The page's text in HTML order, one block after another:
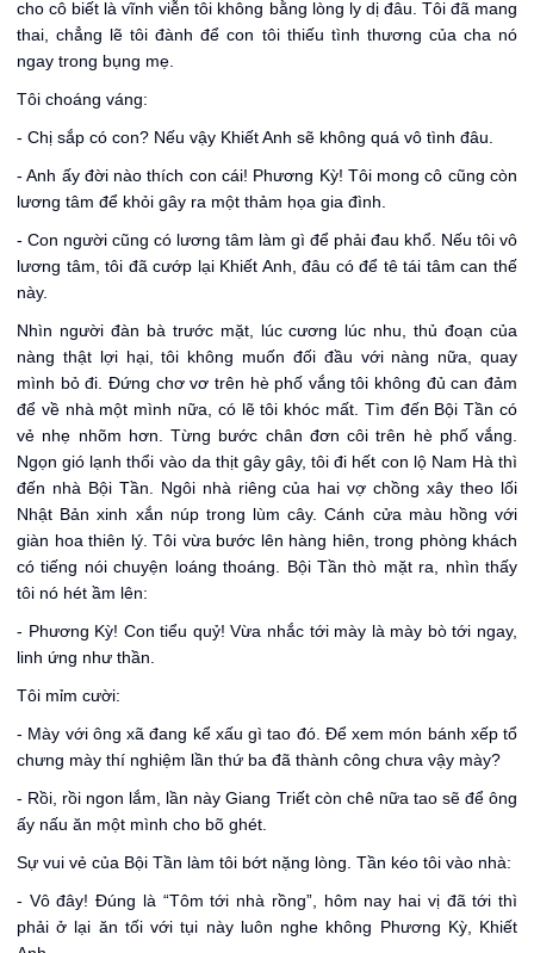
cho cô biết là vĩnh viễn tôi không bằng lòng ly dị đâu. Tôi đã mang
thai, chẳng lẽ tôi đành để con tôi thiếu tình thương của cha nó
ngay trong bụng mẹ.
Tôi choáng váng:
- Chị sắp có con? Nếu vậy Khiết Anh sẽ không quá vô tình đâu.
- Anh ấy đời nào thích con cái! Phương Kỳ! Tôi mong cô cũng còn
lương tâm để khỏi gây ra một thảm họa gia đình.
- Con người cũng có lương tâm làm gì để phải đau khổ. Nếu tôi vô
lương tâm, tôi đã cướp lại Khiết Anh, đâu có để tê tái tâm can thế
này.
Nhìn người đàn bà trước mặt, lúc cương lúc nhu, thủ đoạn của
nàng thật lợi hại, tôi không muốn đối đầu với nàng nữa, quay
mình bỏ đi. Đứng chơ vơ trên hè phố vắng tôi không đủ can đảm
để về nhà một mình nữa, có lẽ tôi khóc mất. Tìm đến Bội Tần có
vẻ nhẹ nhõm hơn. Từng bước chân đơn côi trên hè phố vắng.
Ngọn gió lạnh thổi vào da thịt gây gây, tôi đi hết con lộ Nam Hà thì
đến nhà Bội Tần. Ngôi nhà riêng của hai vợ chồng xây theo lối
Nhật Bản xinh xắn núp trong lùm cây. Cánh cửa màu hồng với
giàn hoa thiên lý. Tôi vừa bước lên hàng hiên, trong phòng khách
có tiếng nói chuyện loáng thoáng. Bội Tần thò mặt ra, nhìn thấy
tôi nó hét ầm lên:
- Phương Kỳ! Con tiểu quỷ! Vừa nhắc tới mày là mày bò tới ngay,
linh ứng như thần.
Tôi mỉm cười:
- Mày với ông xã đang kể xấu gì tao đó. Để xem món bánh xếp tổ
chưng mày thí nghiệm lần thứ ba đã thành công chưa vậy mày?
- Rồi, rồi ngon lắm, lần này Giang Triết còn chê nữa tao sẽ để ông
ấy nấu ăn một mình cho bõ ghét.
Sự vui vẻ của Bội Tần làm tôi bớt nặng lòng. Tần kéo tôi vào nhà:
- Vô đây! Đúng là “Tôm tới nhà rồng”, hôm nay hai vị đã tới thì
phải ở lại ăn tối với tụi này luôn nghe không Phương Kỳ, Khiết